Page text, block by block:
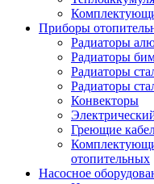
Приборы
Радиаторы
Радиаторы
Радиаторы
Радиаторы
Конвекторы
Греющие
отопительных
Насосное